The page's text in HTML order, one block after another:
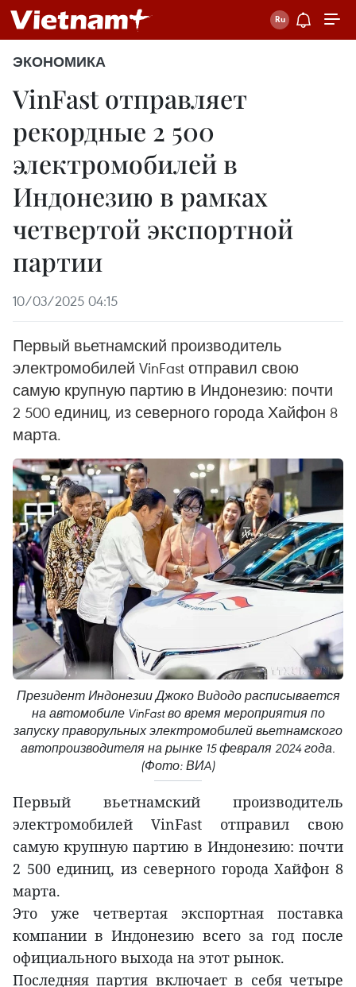
ЭКОНОМИКА
VinFast отправляет
рекордные 2 500
электромобилей в
Индонезию в рамках
четвертой экспортной
партии
10/03/2025 04:15
Первый вьетнамский производитель
электромобилей VinFast отправил свою
самую крупную партию в Индонезию: почти
2 500 единиц, из северного города Хайфон 8
марта.
Президент Индонезии Джоко Видодо расписывается
на автомобиле VinFast во время мероприятия по
запуску праворульных электромобилей вьетнамского
автопроизводителя на рынке 15 февраля 2024 года.
(Фото: ВИA)
Первый вьетнамский производитель
электромобилей VinFast отправил свою
самую крупную партию в Индонезию: почти
2 500 единиц, из северного города Хайфон 8
марта.
Это уже четвертая экспортная поставка
компании в Индонезию всего за год после
официального выхода на этот рынок.
Последняя партия включает в себя четыре